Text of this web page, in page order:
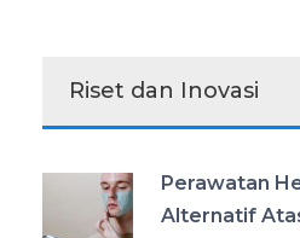
Riset dan Inovasi
Perawatan
Alternatif